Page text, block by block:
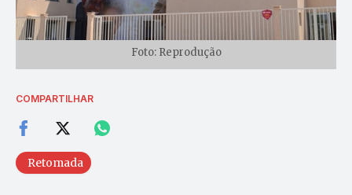
Foto: Reprodução
COMPARTILHAR
Retomada